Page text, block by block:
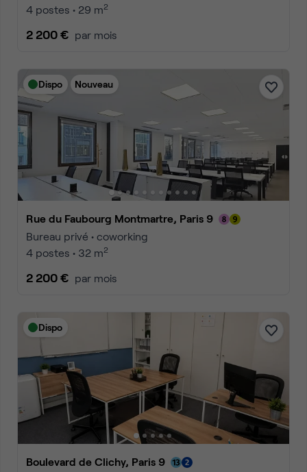
4 postes • 29 m2
2 200 € par mois
Dispo Nouveau
Rue du Faubourg Montmartre, Paris 9
Bureau privé • coworking
4 postes • 32 m2
2 200 € par mois
Dispo
Boulevard de Clichy, Paris 9